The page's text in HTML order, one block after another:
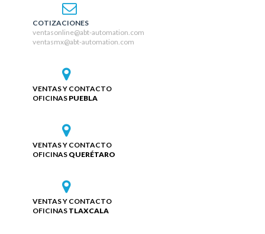
COTIZACIONES
ventasonline@abt-automation.com
ventasmx@abt-automation.com
VENTAS Y CONTACTO
OFICINAS PUEBLA
VENTAS Y CONTACTO
OFICINAS QUERÉTARO
VENTAS Y CONTACTO
OFICINAS TLAXCALA